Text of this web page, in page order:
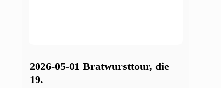
2026-05-01 Bratwursttour, die
19.